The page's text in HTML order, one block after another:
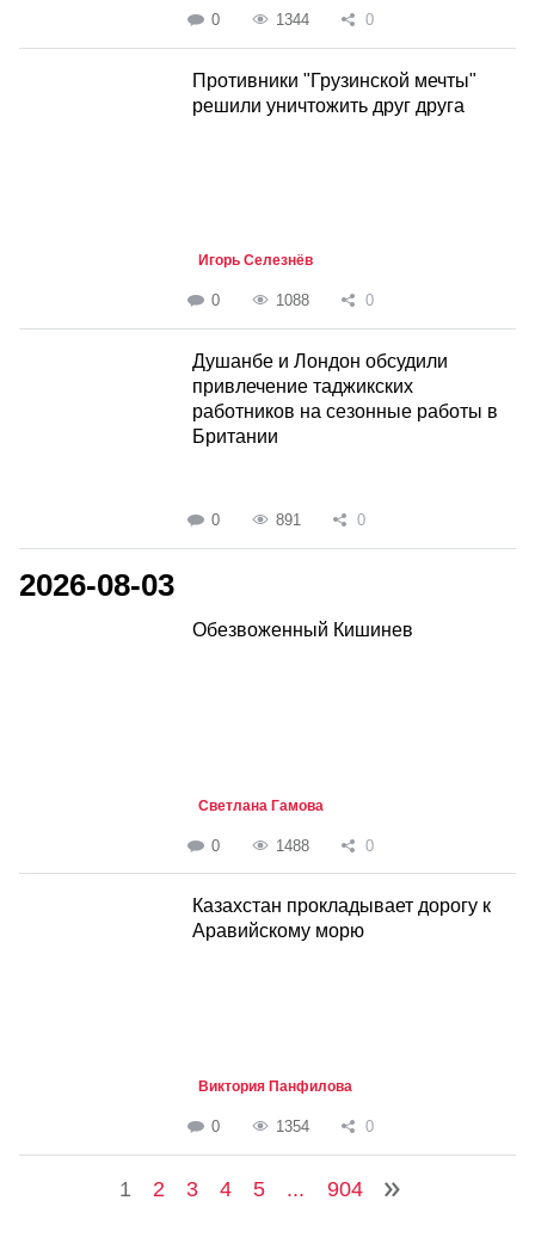
0 1344 0
Противники "Грузинской мечты"
решили уничтожить друг друга
Игорь Селезнёв
0 1088 0
Душанбе и Лондон обсудили
привлечение таджикских
работников на сезонные работы в
Британии
0 891 0
2026-08-03
Обезвоженный Кишинев
Светлана Гамова
0 1488 0
Казахстан прокладывает дорогу к
Аравийскому морю
Виктория Панфилова
0 1354 0
1 2 3 4 5 ... 904